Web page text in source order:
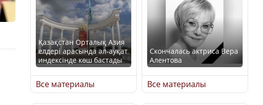
Қазақстан Орталық Азия
елдері арасында әл-ауқат
индексінде көш бастады
Все материалы
Скончалась актриса Вера
Алентова
Все материалы